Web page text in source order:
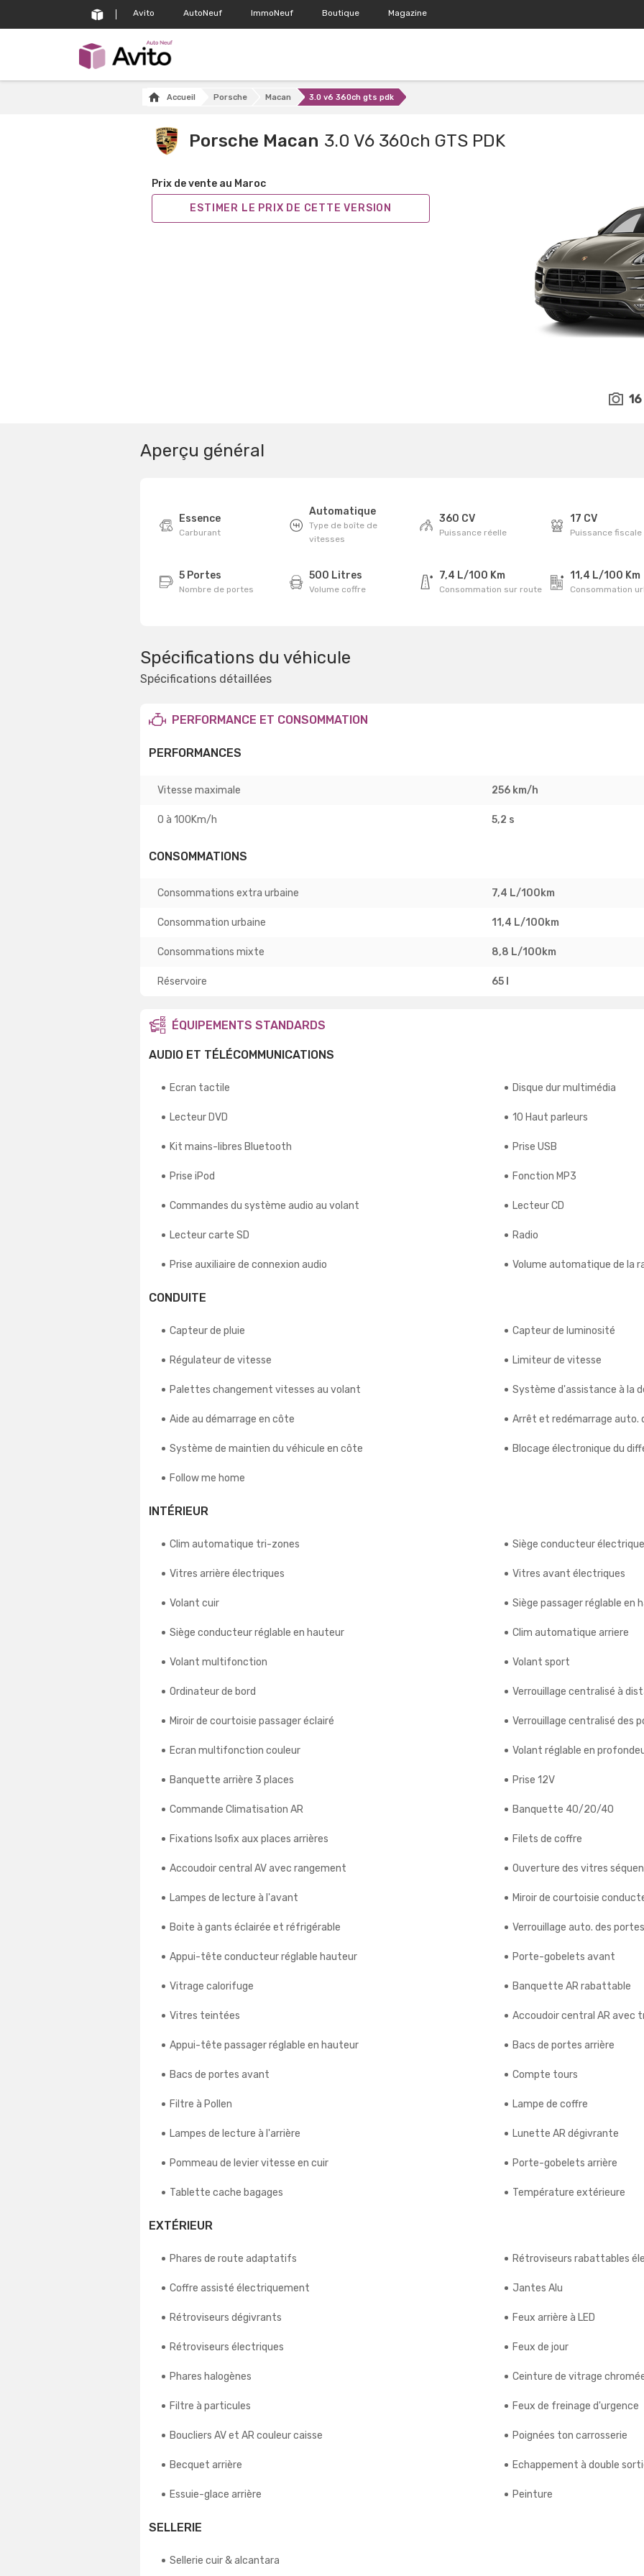
Avito AutoNeuf ImmoNeuf Boutique Magazine
Accueil Porsche Macan 3.0 v6 360ch gts pdk
Porsche Macan 3.0 V6 360ch GTS PDK
Prix de vente au Maroc
ESTIMER LE PRIX DE CETTE VERSION
16
Aperçu général
Essence
Carburant
Automatique
Type de boîte de
vitesses
360 CV
Puissance réelle
17 CV
Puissance fiscale
5 Portes
Nombre de portes
500 Litres
Volume coffre
7,4 L/100 Km
Consommation sur route
11,4 L/100 Km
Consommation
Spécifications du véhicule
Spécifications détaillées
PERFORMANCE ET CONSOMMATION
PERFORMANCES
Vitesse maximale 256 km/h
0 à 100Km/h 5,2 s
CONSOMMATIONS
Consommations extra urbaine 7,4 L/100km
Consommation urbaine 11,4 L/100km
Consommations mixte 8,8 L/100km
Réservoire 65 l
ÉQUIPEMENTS STANDARDS
AUDIO ET TÉLÉCOMMUNICATIONS
Ecran tactile Disque dur multimédia
Lecteur DVD 10 Haut parleurs
Kit mains-libres Bluetooth Prise USB
Prise iPod Fonction MP3
Commandes du système audio au volant Lecteur CD
Lecteur carte SD Radio
Prise auxiliaire de connexion audio Volume automatique de la
CONDUITE
Capteur de pluie Capteur de luminosité
Régulateur de vitesse Limiteur de vitesse
Palettes changement vitesses au volant Système d'assistance à la
Aide au démarrage en côte Arrêt et redémarrage auto.
Système de maintien du véhicule en côte Blocage électronique du
Follow me home
INTÉRIEUR
Clim automatique tri-zones Siège conducteur électrique
Vitres arrière électriques Vitres avant électriques
Volant cuir Siège passager réglable en
Siège conducteur réglable en hauteur Clim automatique arriere
Volant multifonction Volant sport
Ordinateur de bord Verrouillage centralisé à
Miroir de courtoisie passager éclairé Verrouillage centralisé des
Ecran multifonction couleur Volant réglable en
Banquette arrière 3 places Prise 12V
Commande Climatisation AR Banquette 40/20/40
Fixations Isofix aux places arrières Filets de coffre
Accoudoir central AV avec rangement Ouverture des vitres
Lampes de lecture à l'avant Miroir de courtoisie
Boite à gants éclairée et réfrigérable Verrouillage auto. des
Appui-tête conducteur réglable hauteur Porte-gobelets avant
Vitrage calorifuge Banquette AR rabattable
Vitres teintées Accoudoir central AR avec
Appui-tête passager réglable en hauteur Bacs de portes arrière
Bacs de portes avant Compte tours
Filtre à Pollen Lampe de coffre
Lampes de lecture à l'arrière Lunette AR dégivrante
Pommeau de levier vitesse en cuir Porte-gobelets arrière
Tablette cache bagages Température extérieure
EXTÉRIEUR
Phares de route adaptatifs Rétroviseurs rabattables
Coffre assisté électriquement Jantes Alu
Rétroviseurs dégivrants Feux arrière à LED
Rétroviseurs électriques Feux de jour
Phares halogènes Ceinture de vitrage
Filtre à particules Feux de freinage d'urgence
Boucliers AV et AR couleur caisse Poignées ton carrosserie
Becquet arrière Echappement à double
Essuie-glace arrière Peinture
SELLERIE
Sellerie cuir & alcantara